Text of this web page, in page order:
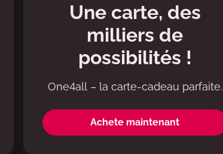
Une carte, des
milliers de
possibilités !
One4all – la carte-cadeau parfaite.
Achete maintenant